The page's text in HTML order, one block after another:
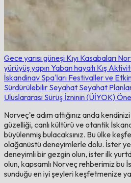
Gece yarısı güneşi Kıyı Kasabaları
yürüyüş yapınYaban hayatı Kış
İskandinav Spa'ları Festivaller ve
Sürdürülebilir Seyahat Seyahat
Uluslararası Sürüş İzninin (ÜİYOK)
Norveç'e adım attığınız anda
güzelliği, canlı kültürü ve otantik
büyülenmiş bulacaksınız. Bu ülke
olağanüstü deneyimlerle dolu. İster
deneyimli bir gezgin olun, ister ilk
olun, kapsamlı Norveç rehberimiz bu
sunduğu en iyi şeyleri keşfetmenize